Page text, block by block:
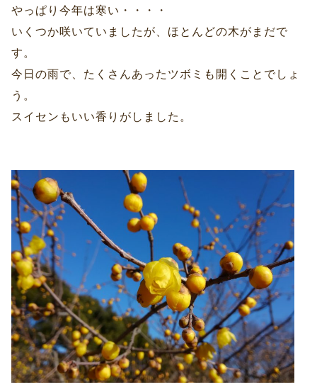
やっぱり今年は寒い・・・・
いくつか咲いていましたが、ほとんどの木がまだで
す。
今日の雨で、たくさんあったツボミも開くことでしょ
う。
スイセンもいい香りがしました。